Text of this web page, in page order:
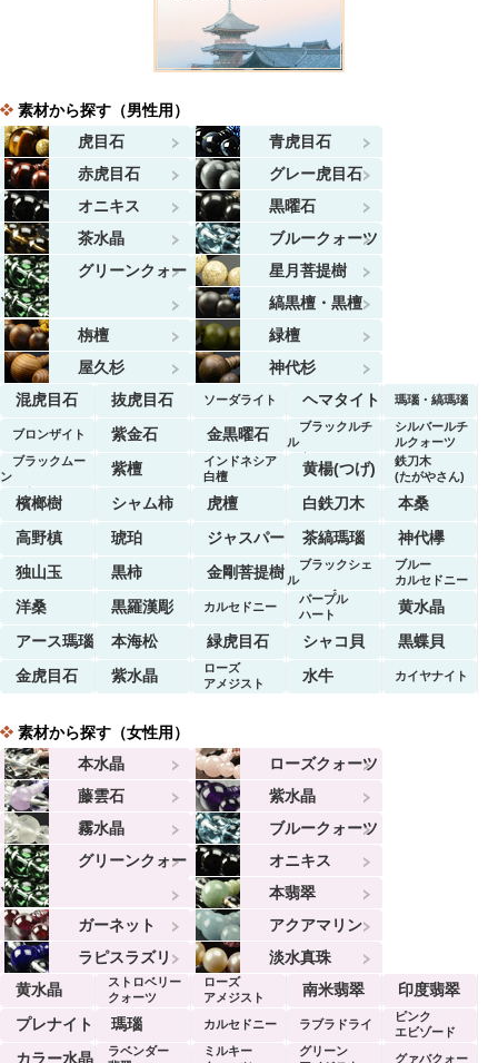
素材から探す（男性用）
虎目石
青虎目石
赤虎目石
グレー虎目石
オニキス
黒曜石
茶水晶
ブルークォーツ
グリーンクォー
ツ
星月菩提樹
縞黒檀・黒檀
栴檀
緑檀
屋久杉
神代杉
混虎目石
抜虎目石 ソーダライト ヘマタイト 瑪瑙・縞瑪瑙
ブロンザイト 紫金石 金黒曜石
ブラックルチ
ル
クォーツ
シルバールチ
ルクォーツ
ブラックムー
ン
ストーン
紫檀
インドネシア
白檀
黄楊(つげ)
鉄刀木
(たがやさん)
檳榔樹 シャム柿 虎檀 白鉄刀木
本桑
高野槙
琥珀 ジャスパー 茶縞瑪瑙
神代欅
独山玉
黒柿 金剛菩提樹
ブラックシェ
ル
マーブル
ブルー
カルセドニー
洋桑 黒羅漢彫 カルセドニー
パープル
ハート
黄水晶
アース瑪瑙
本海松 緑虎目石 シャコ貝
黒蝶貝
金虎目石
紫水晶
ローズ
アメジスト
水牛 カイヤナイト
素材から探す（女性用）
本水晶
ローズクォーツ
藤雲石
紫水晶
霧水晶
ブルークォーツ
グリーンクォー
ツ
オニキス
本翡翠
ガーネット
アクアマリン
ラピスラズリ
淡水真珠
黄水晶
ストロベリー
クォーツ
ローズ
アメジスト
南米翡翠
印度翡翠
プレナイト
瑪瑙 カルセドニー ラブラドライ
ピンク
エビゾード
カラー水晶
ラベンダー
ミルキー
グリーン
グァバクォー